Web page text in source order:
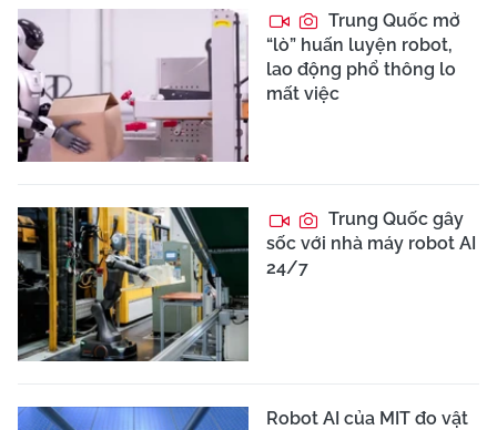
Trung Quốc mở
“lò” huấn luyện robot,
lao động phổ thông lo
mất việc
Trung Quốc gây
sốc với nhà máy robot AI
24/7
Robot AI của MIT đo vật